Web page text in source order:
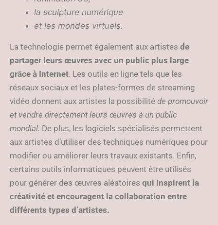
la sculpture numérique
et les mondes virtuels.
La technologie permet également aux artistes de
partager leurs œuvres avec un public plus large
grâce à Internet. Les outils en ligne tels que les
réseaux sociaux et les plates-formes de streaming
vidéo donnent aux artistes la possibilité de promouvoir
et vendre directement leurs œuvres à un public
mondial. De plus, les logiciels spécialisés permettent
aux artistes d’utiliser des techniques numériques pour
modifier ou améliorer leurs travaux existants. Enfin,
certains outils informatiques peuvent être utilisés
pour générer des œuvres aléatoires qui inspirent la
créativité et encouragent la collaboration entre
différents types d’artistes.